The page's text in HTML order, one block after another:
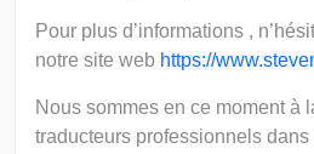
Pour plus d’informations ,
notre site web https://
Nous sommes en ce moment à
traducteurs professionnels